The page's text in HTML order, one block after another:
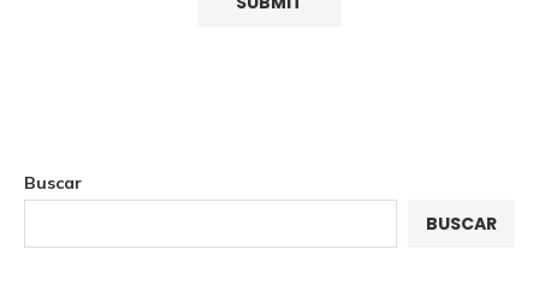
Buscar
BUSCAR